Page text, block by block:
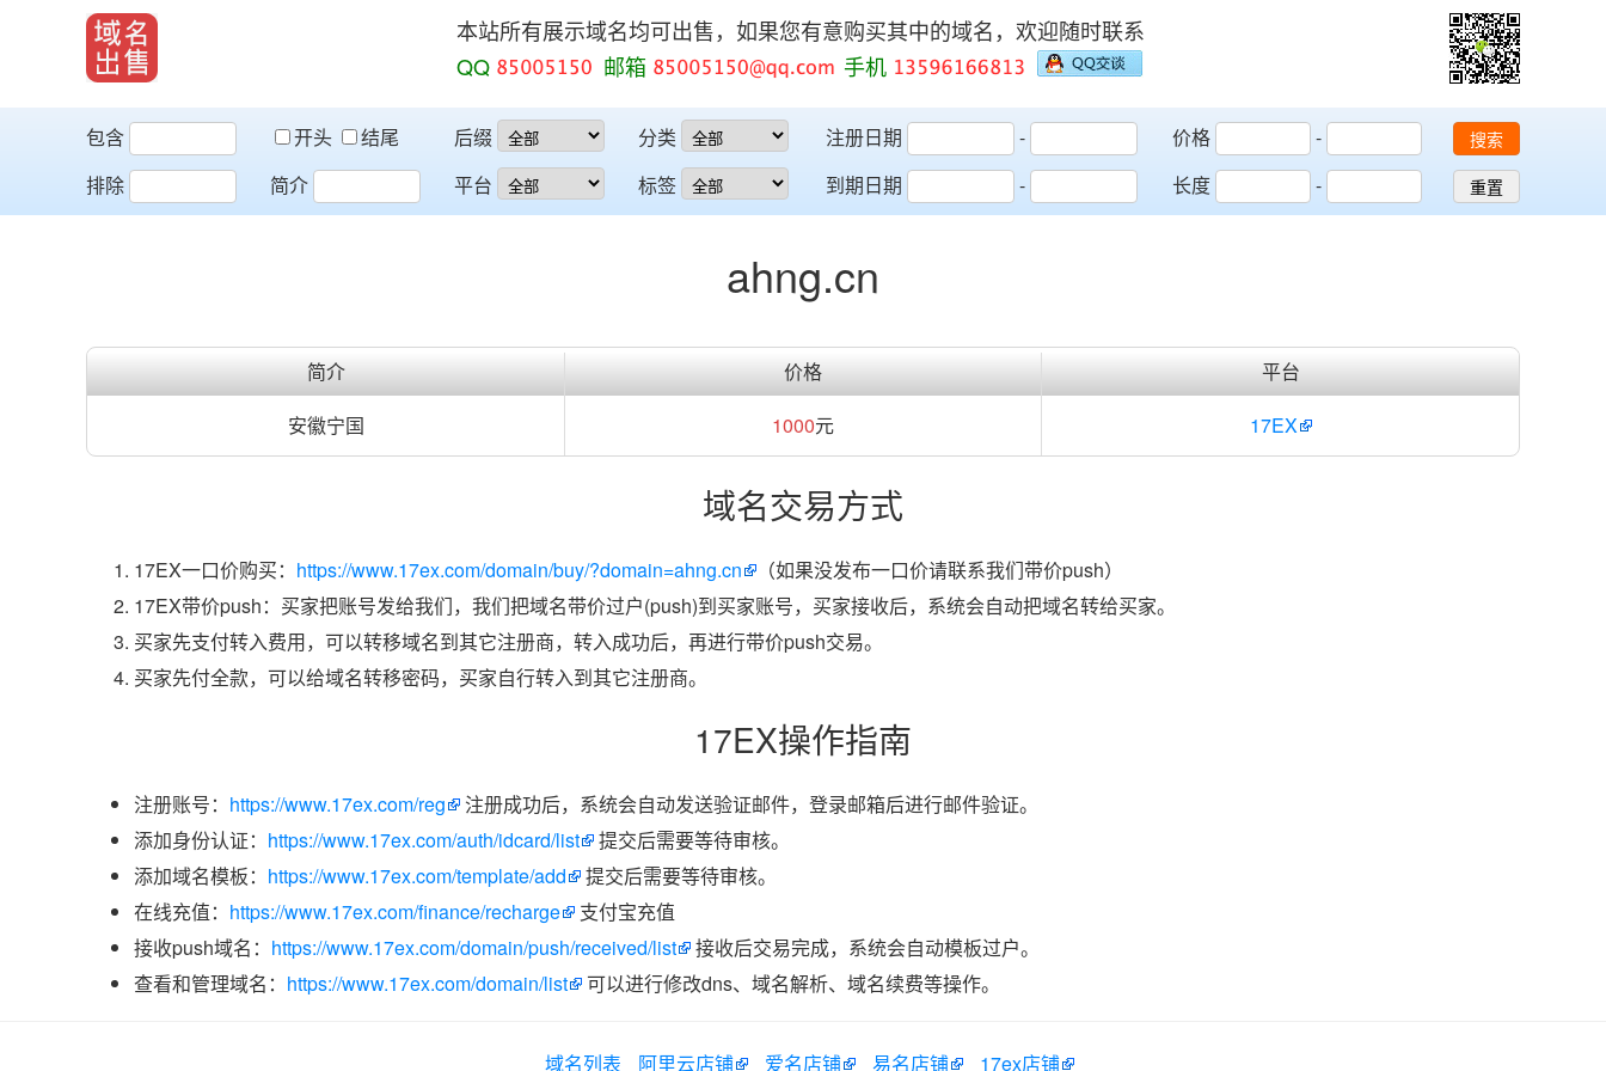
本站所有展示域名均可出售，如果您有意购买其中的域名，欢迎随时联系
QQ
邮箱 手机
包含 开头
结尾
排除
简介
后缀
平台
分类
标签
注册日期
-
到期日期
-
价格
-
长度
-
搜索
重置
ahng.cn
简介 价格
平台
安徽宁国
1000元 17EX
域名交易方式
17EX一口价购买： https://www.17ex.com/domain/buy/?domain=ahng.cn
（如果没发布一口价请联系我们带价push）
17EX带价push：买家把账号发给我们，我们把域名带价过户(push)到买家账号，买家接收后，系统会自动把域名转给买家。
买家先支付转入费用，可以转移域名到其它注册商，转入成功后，再进行带价push交易。
买家先付全款，可以给域名转移密码，买家自行转入到其它注册商。
17EX操作指南
注册账号： https://www.17ex.com/reg
注册成功后，系统会自动发送验证邮件，登录邮箱后进行邮件验证。
添加身份认证： https://www.17ex.com/auth/idcard/list
提交后需要等待审核。
添加域名模板： https://www.17ex.com/template/add
提交后需要等待审核。
在线充值： https://www.17ex.com/finance/recharge
支付宝充值
接收push域名： https://www.17ex.com/domain/push/received/list
接收后交易完成，系统会自动模板过户。
查看和管理域名： https://www.17ex.com/domain/list 可以进行修改dns、域名解析、域名续费等操作。
域名列表 阿里云店铺 爱名店铺 易名店铺 17ex店铺